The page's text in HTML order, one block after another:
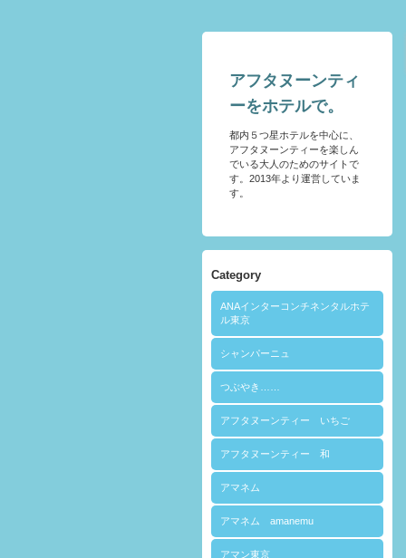
アフタヌーンティ
ーをホテルで。
都内５つ星ホテルを中心に、
アフタヌーンティーを楽しん
でいる大人のためのサイトで
す。2013年より運営していま
す。
Category
ANAインターコンチネンタルホテ
ル東京
シャンパーニュ
つぶやき……
アフタヌーンティー いちご
アフタヌーンティー 和
アマネム
アマネム amanemu
アマン東京